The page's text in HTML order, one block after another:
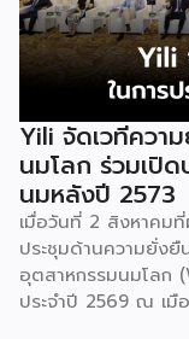
Yili จัดเวทีควา
นมโลก ร่วมเปิ
นมหลังปี 2573
เมื่อวันที่ 2 สิงหาคม
ประชุมด้านความยั่งยื
อุตสาหกรรมนมโลก
ประจำปี 2569 ณ เมื